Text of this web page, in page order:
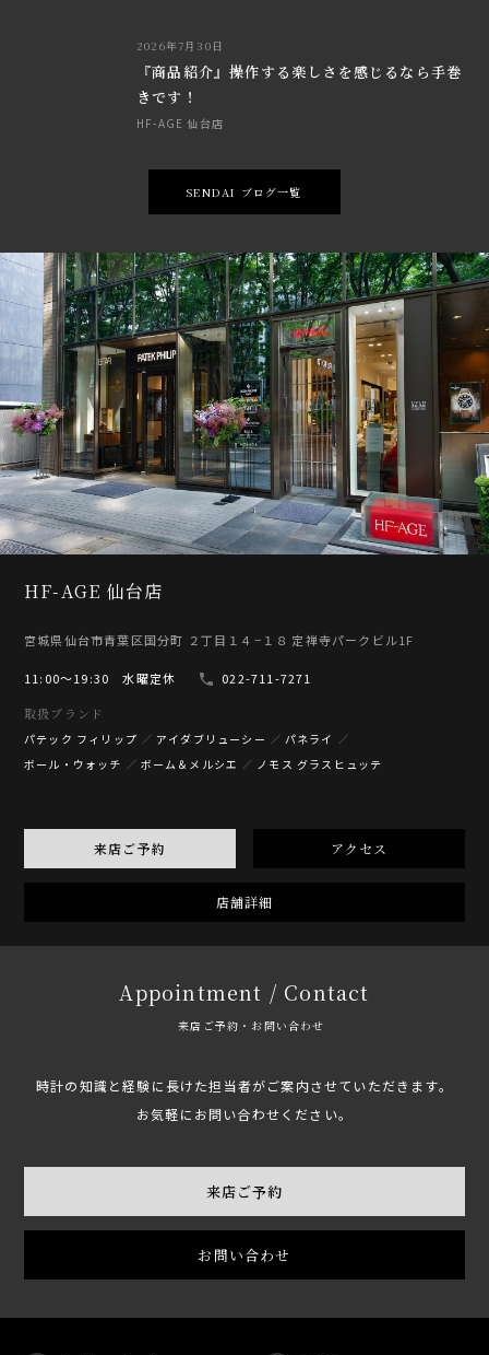
2026年7月30日
『商品紹介』操作する楽しさを感じるなら手巻
きです！
HF-AGE 仙台店
SENDAI ブログ一覧
HF-AGE 仙台店
宮城県仙台市青葉区国分町 ２丁目１４−１８ 定禅寺パークビル1F
11:00〜19:30 水曜定休
022-711-7271
取扱ブランド
パテック フィリップ アイダブリューシー
パネライ
ボール・ウォッチ
ボーム＆メルシエ ノモス グラスヒュッテ
来店ご予約 アクセス
店舗詳細
Appointment / Contact
来店ご予約・お問い合わせ
時計の知識と経験に長けた担当者がご案内させていただきます。
お気軽にお問い合わせください。
来店ご予約
お問い合わせ